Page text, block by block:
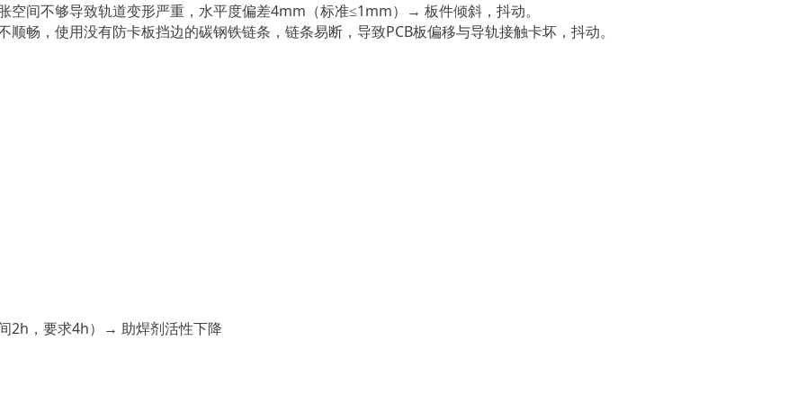
空间不够导致轨道变形严重， 水平度偏差4mm（标准≤1mm）→ 板件倾斜， 抖动。
顺畅，使用没有防卡板挡边的碳钢铁链条，链条易断，导致PCB板偏移与导轨接触卡坏，抖动。
2h，要求4h）→ 助焊剂活性下降